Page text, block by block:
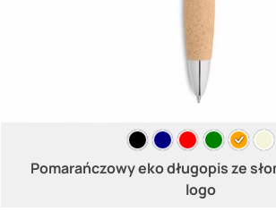
Pomarańczowy eko długopis ze
logo